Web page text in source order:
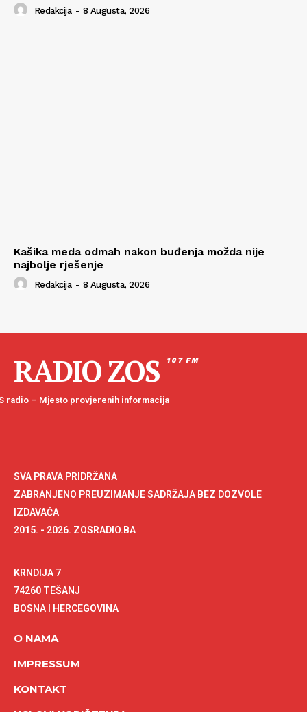
Redakcija - 8 Augusta, 2026
Kašika meda odmah nakon buđenja možda nije
najbolje rješenje
Redakcija - 8 Augusta, 2026
RADIO ZOS 107 FM
radio – Mjesto provjerenih informacija
SVA PRAVA PRIDRŽANA
ZABRANJENO PREUZIMANJE SADRŽAJA BEZ DOZVOLE
IZDAVAČA
2015. - 2026. ZOSRADIO.BA
KRNDIJA 7
74260 TEŠANJ
BOSNA I HERCEGOVINA
O NAMA
IMPRESSUM
KONTAKT